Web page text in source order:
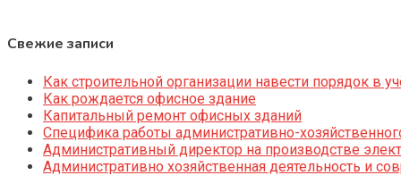
Свежие записи
Как строительной организации навести порядок в
Как рождается офисное здание
Капитальный ремонт офисных зданий
Специфика работы административно-
Административный директор на производстве
Административно хозяйственная деятельность и